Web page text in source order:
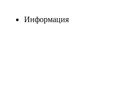
Информация